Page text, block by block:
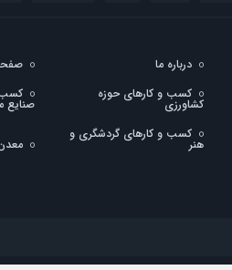
درباره ما
کسب و کارهای حوزه
کشاورزی
کسب
صنایع
کسب و کارهای گردشگری و
هنر